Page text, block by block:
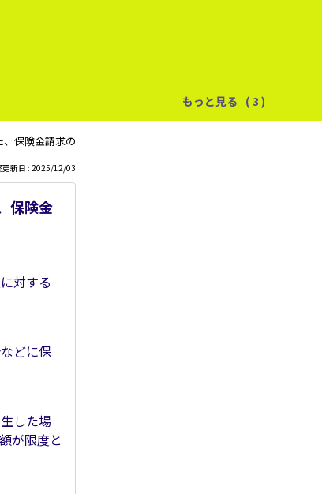
もっと見る
保険金請求の手続きはどうすればいいですか？
更新日 : 2025/12/03
保険金
対する
どに保
した場
が限度と